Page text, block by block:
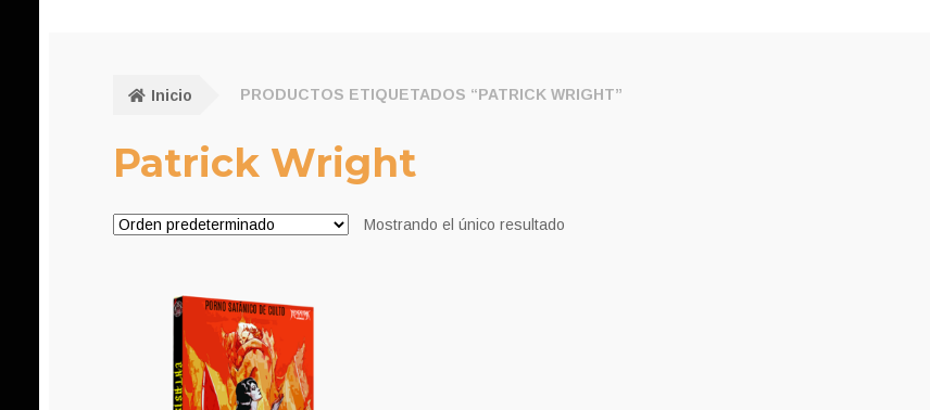
Inicio PRODUCTOS ETIQUETADOS “PATRICK WRIGHT”
Patrick Wright
Mostrando el único resultado